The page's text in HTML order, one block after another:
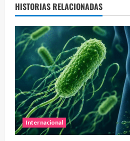
HISTORIAS RELACIONADAS
Internacional